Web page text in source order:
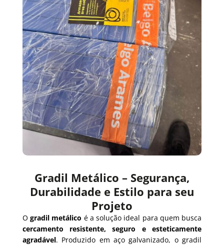
Gradil Metálico – Segurança,
Durabilidade e Estilo para seu
Projeto
Ogradil metálico é a solução ideal para quem busca
cercamento resistente, seguro e esteticamente
agradável. Produzido em aço galvanizado, o gradil